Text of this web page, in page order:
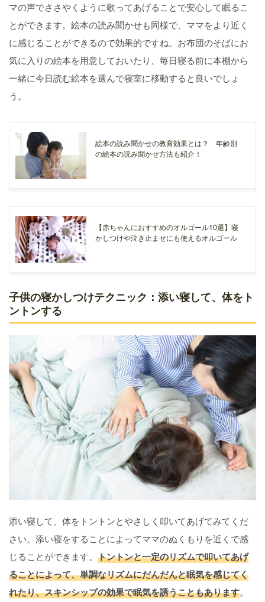
マの声でささやくように歌ってあげることで安心して眠るこ
とができます。絵本の読み聞かせも同様で、ママをより近く
に感じることができるので効果的ですね。お布団のそばにお
気に入りの絵本を用意しておいたり、毎日寝る前に本棚から
一緒に今日読む絵本を選んで寝室に移動すると良いでしょ
う。
絵本の読み聞かせの教育効果とは？ 年齢別
の絵本の読み聞かせ方法も紹介！
【赤ちゃんにおすすめのオルゴール10選】寝
かしつけや泣き止ませにも使えるオルゴール
子供の寝かしつけテクニック：添い寝して、体をト
ントンする
添い寝して、体をトントンとやさしく叩いてあげてみてくだ
さい。添い寝をすることによってママのぬくもりを近くで感
じることができます。 トントンと一定のリズムで叩いてあげ
ることによって、単調なリズムにだんだんと眠気を感じてく
れたり、スキンシップの効果で眠気を誘うこともあります。